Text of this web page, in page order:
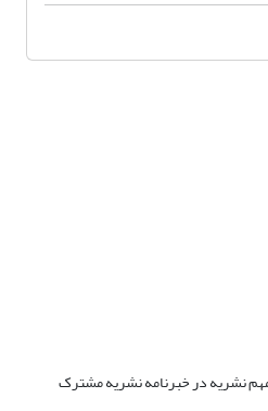
مهم نشریه در خبرنامه نشریه مشترک